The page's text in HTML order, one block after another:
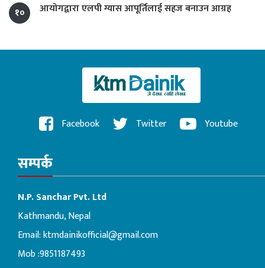
१०
आयोगद्वारा एलपी ग्यास आपूर्तिलाई सहज बनाउन आग्रह
Facebook Twitter Youtube
सम्पर्क
N.P. Sanchar Pvt. Ltd
Kathmandu, Nepal
Email:ktmdainikofficial@gmail.com
Mob :9851187493